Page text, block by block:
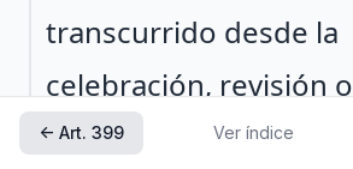
transcurrido desde la
celebración, revisión o
prórroga del contrato
← Art. 399 Ver índice